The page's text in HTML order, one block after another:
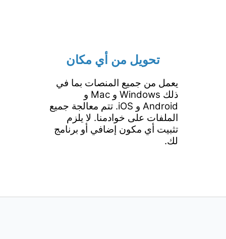
تحويل من أي مكان
يعمل من جميع المنصات بما في
ذلك Windows و Mac و
Android و iOS. تتم معالجة جميع
الملفات على خوادمنا. لا يلزم
تثبيت أي مكون إضافي أو برنامج
لك.